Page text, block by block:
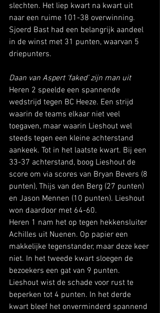
slechten. Het liep kwart na kwart uit
naar een ruime 101-38 overwinning.
Sjoerd Bast had een belangrijk aandeel
in de winst met 31 punten, waarvan 5
driepunters.
Daan van Aspert ‘faked’ zijn man uit
Heren 2 speelde een spannende
wedstrijd tegen BC Heeze. Een strijd
waarin de teams elkaar niet veel
toegaven, maar waarin Lieshout wel
steeds tegen een kleine achterstand
aankeek. Tot in het laatste kwart. Bij een
33-37 achterstand, boog Lieshout de
score om via scores van Bryan Bevers (8
punten), Thijs van den Berg (27 punten)
en Jason Mennen (10 punten). Lieshout
won daardoor met 64-60.
Heren 1 nam het op tegen hekkensluiter
Achilles uit Nuenen. Op papier een
makkelijke tegenstander, maar deze keer
niet. In het tweede kwart sloegen de
bezoekers een gat van 9 punten.
Lieshout wist de schade voor rust te
beperken tot 4 punten. In het derde
kwart bleef het onverminderd spannend